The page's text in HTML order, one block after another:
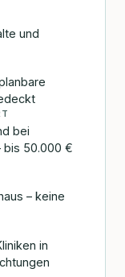
und
bei
bis 50.000 €
– keine
in